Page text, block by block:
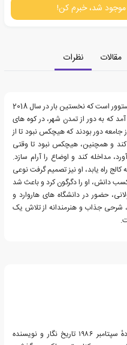
موجود شد، خبرم کن!
مقالات
نظرات
کتاب دختر تحصیل کرده، اثری نوشته ی تارا وستوور است که نخستین بار در سال 2018
که به دور از تمدن شهر، در کوه های
جامعه دور بودند که هیچکس نبود تا از
کند و همچنین، هیچکس نبود تا وقتی
مداخله کند و اوضاع را آرام سازد.
کالج راه یابد، او نیز تصمیم گرفت نوعی
دانش، او را دگرگون کرد و باعث شد
حضور در دانشگاه های هاروارد و
شرحی جذاب و هنرمندانه از تلاش یک
تارا وستور (انگلیسی: Tara Westover؛ زادهٔ سپتامبر ۱۹۸۶ تاریخ نگار و نویسنده